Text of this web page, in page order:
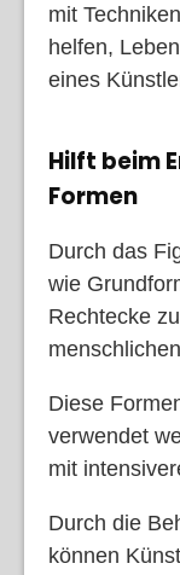
mit
helfen,
eines
Hilft beim
Formen
Durch das
wie
Rechtecke
Diese
verwendet
mit
Durch die
können